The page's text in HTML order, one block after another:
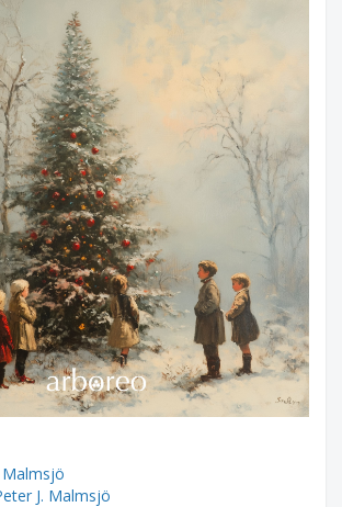
Malmsjö
J. Malmsjö